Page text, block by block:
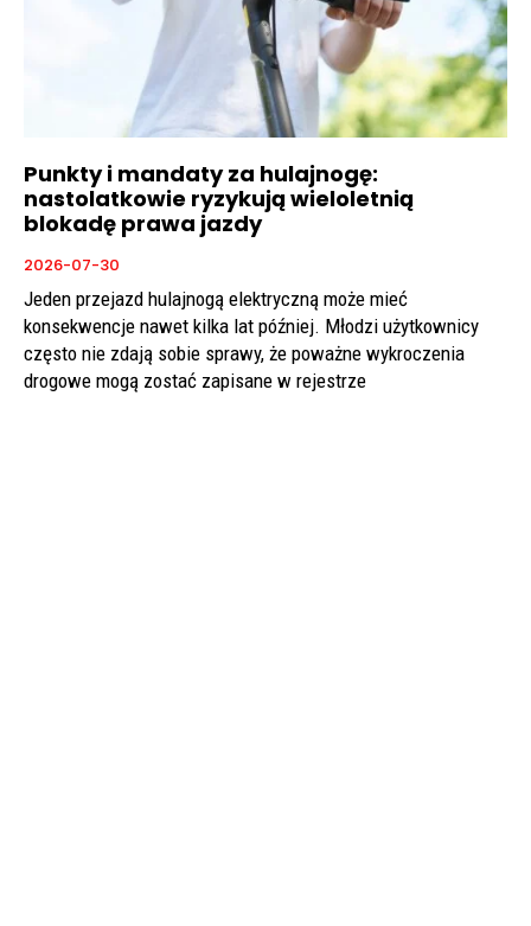
Punkty i mandaty za hulajnogę:
nastolatkowie ryzykują wieloletnią
blokadę prawa jazdy
2026-07-30
Jeden przejazd hulajnogą elektryczną może mieć
konsekwencje nawet kilka lat później. Młodzi użytkownicy
często nie zdają sobie sprawy, że poważne wykroczenia
drogowe mogą zostać zapisane w rejestrze